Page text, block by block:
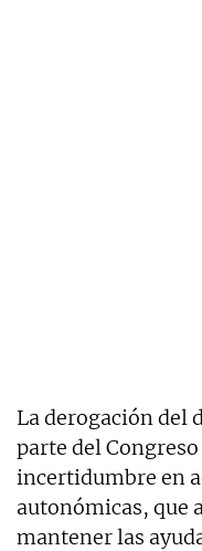
La derogación del
parte del
incertidumbre en
autonómicas, que
mantener las